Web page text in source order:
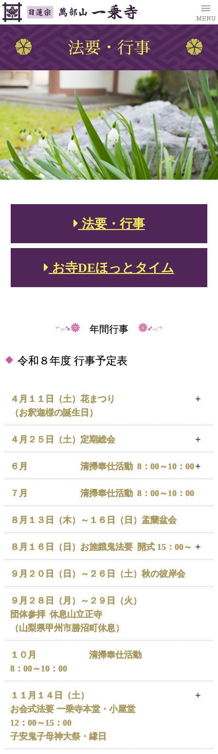
MENU
法要・行事
法要・行事
お寺DEほっとタイム
年間行事
令和８年度 行事予定表
４月１１日（土）花まつり
（お釈迦様の誕生日）
法要：本堂（12:00～14:00）
灌物：縁日（10:00～15:00）
４月２５日（土） 定期総会
場所：一乗寺 新書院（15:00～17:00）
昨年度の活動・決算報告と、今年度の役員・活動予定・予
算の決定などを行います。
６月清掃奉仕活動 8：00～10：00
境内の草取り、清掃作業を行います。
ご協力いただける方は、是非ご参加ください。
７月清掃奉仕活動 8：00～10：00
８月１３日（木）～１６日（日） 盂蘭盆会
８月１６日（日） お施餓鬼法要 開式 15：00～
場所：一乗寺本堂
施餓鬼の「餓鬼」は飢えに苦しんでいたり、身寄りがなく
この世に彷徨っている霊です。
亡くなった祖先や家族たちの供養を行うのと同時に、餓鬼
の供養も行なって徳を積むことで自分にも救いがあるとさ
れます。
檀家の皆様どなたでも参加できます。どうぞご臨席をお願
いいたします。
９月２０日（日）～２６日（土）秋の彼岸会
９月２８日（月）～２９日（火）
団体参拝 休息山立正寺
（山梨県甲州市勝沼町休息）
１０月清掃奉仕活動
8：00～10：00
１１月１４日（土）
お会式法要 一乗寺本堂・小屋堂
12：00～15：00
子安鬼子母神大祭・縁日